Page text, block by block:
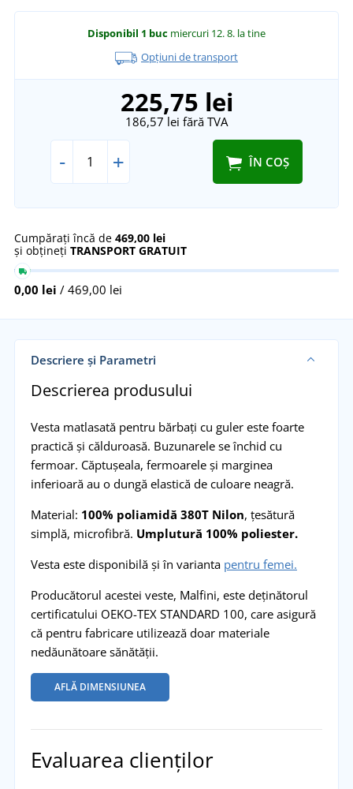
Disponibil 1 buc miercuri 12. 8. la tine
Opțiuni de transport
225,75 lei
186,57 lei fără TVA
- + ÎN COȘ
Cumpărați încă de 469,00 lei
și obțineți TRANSPORT GRATUIT
0,00 lei / 469,00 lei
Descriere și Parametri
Descrierea produsului
Vesta matlasată pentru bărbați cu guler este foarte
practică și călduroasă. Buzunarele se închid cu
fermoar. Căptușeala, fermoarele şi marginea
inferioară au o dungă elastică de culoare neagră.
Material: 100% poliamidă 380T Nilon, țesătură
simplă, microfibră. Umplutură 100% poliester.
Vesta este disponibilă și în varianta pentru femei.
Producătorul acestei veste, Malfini, este deținătorul
certificatului OEKO-TEX STANDARD 100, care asigură
că pentru fabricare utilizează doar materiale
nedăunătoare sănătății.
AFLĂ DIMENSIUNEA
Evaluarea clienților